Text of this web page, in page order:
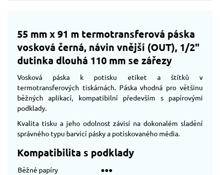
55 mm x 91 m termotransferová páska
vosková černá, návin vnější (OUT), 1/2"
dutinka dlouhá 110 mm se zářezy
Vosková páska k potisku etiket a štítků v
termotransferových tiskárnách. Páska vhodná pro většinu
běžných aplikací, kompatibilní především s papírovými
podklady.
Kvalita tisku a jeho odolnost závisí na dokonalém sladění
správného typu barvicí pásky a potiskovaného média.
Kompatibilita s podklady
Běžné papíry
●●●